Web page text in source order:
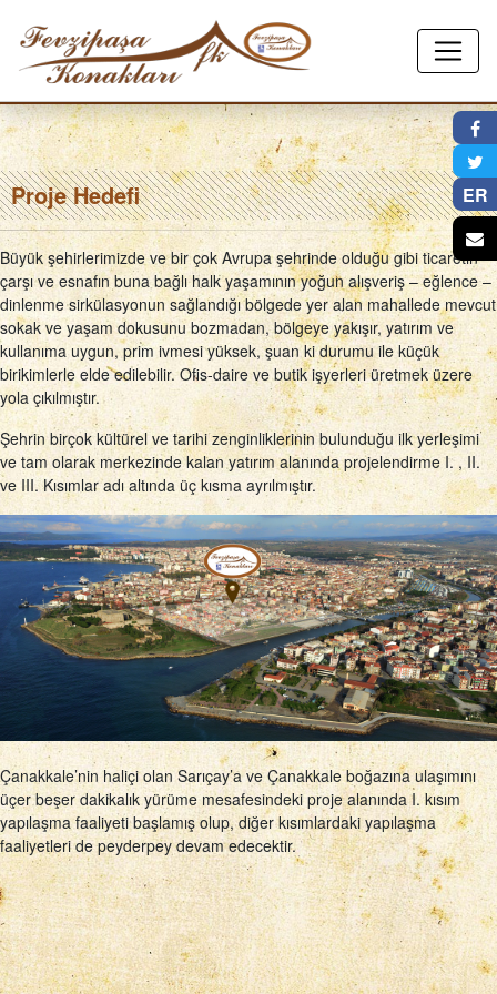
Proje Hedefi
Büyük şehirlerimizde ve bir çok Avrupa şehrinde olduğu gibi ticaretin
çarşı ve esnafın buna bağlı halk yaşamının yoğun alışveriş – eğlence –
dinlenme sirkülasyonun sağlandığı bölgede yer alan mahallede mevcut
sokak ve yaşam dokusunu bozmadan, bölgeye yakışır, yatırım ve
kullanıma uygun, prim ivmesi yüksek, şuan ki durumu ile küçük
birikimlerle elde edilebilir. Ofis-daire ve butik işyerleri üretmek üzere
yola çıkılmıştır.
Şehrin birçok kültürel ve tarihi zenginliklerinin bulunduğu ilk yerleşimi
ve tam olarak merkezinde kalan yatırım alanında projelendirme I. , II.
ve III. Kısımlar adı altında üç kısma ayrılmıştır.
Çanakkale’nin haliçi olan Sarıçay’a ve Çanakkale boğazına ulaşımını
üçer beşer dakikalık yürüme mesafesindeki proje alanında I. kısım
yapılaşma faaliyeti başlamış olup, diğer kısımlardaki yapılaşma
faaliyetleri de peyderpey devam edecektir.
×
ER